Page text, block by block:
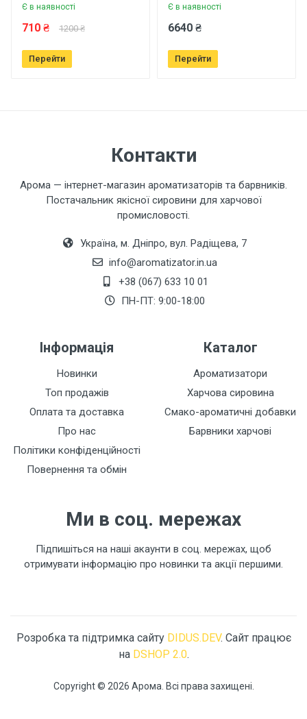
Ваше ім'я
Залишити відгук
Є в наявності
710 ₴ 1200 ₴
Перейти
Є в наявності
6640 ₴
Перейти
Контакти
Арома — інтернет-магазин ароматизаторів та барвників.
Постачальник якісної сировини для харчової
промисловості.
Україна, м. Дніпро, вул. Радіщева, 7
info@aromatizator.in.ua
+38 (067) 633 10 01
ПН-ПТ: 9:00-18:00
Інформація
Новинки
Топ продажів
Оплата та доставка
Про нас
Політики конфіденційності
Повернення та обмін
Каталог
Ароматизатори
Харчова сировина
Смако-ароматичні добавки
Барвники харчові
Ми в соц. мережах
Підпишіться на наші акаунти в соц. мережах, щоб
отримувати інформацію про новинки та акції першими.
Copyright © 2026 Арома. Всі права захищені.
Розробка та підтримка сайту DIDUS.DEV. Сайт працює
на DSHOP 2.0.